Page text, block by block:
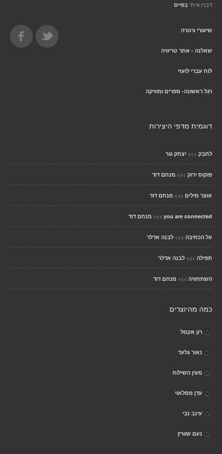
דברו איתי בפייס
שיעורי גיטרה
שאלנה - אתר טריוויה
לוח עברי לועזי
רגל ראשונה- ספרים ומוזיקה
דוגמית מדפי היצירות
לחבק >>> יצחק גור
פוקוס ירוק >>> מנחם דוד
אוצר מילים >>> מנחם דוד
you are connected
>>> מנחם דוד
על הכתיבה >>> לבנה אדלר
תפילה >>> לבנה אדלר
השתחוויה >>> מנחם דוד
כמה מהיוצרים
רון אקסל
נאור גלעד
מעין השילוח
עדן מסלאוי
עינב נבי
נעם שוורץ